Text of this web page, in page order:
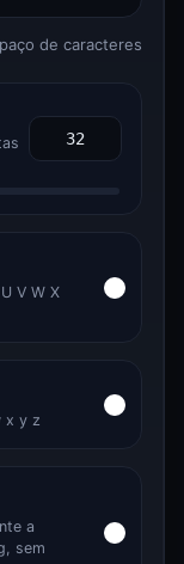
de caracteres
V W X
x y z
a
sem